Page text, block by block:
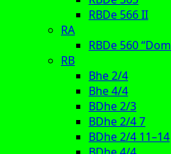
RBDe 566 II
RA
RBDe 560
RB
Bhe 2/4
Bhe 4/4
BDhe 2/3
BDhe 2/4 7
BDhe 2/4 11–14